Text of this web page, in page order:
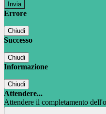
Errore
Chiudi
Successo
Chiudi
Informazione
Chiudi
Attendere...
Attendere il completamento